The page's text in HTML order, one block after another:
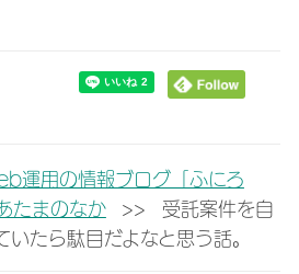
運用の情報ブログ「ふにろ
たまのなか >
受託案件を自
たら駄目だよなと思う話。